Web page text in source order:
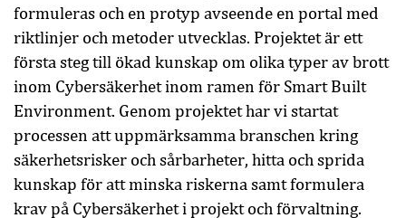
formuleras och en protyp avseende en portal med
riktlinjer och metoder utvecklas. Projektet är ett
första steg till ökad kunskap om olika typer av brott
inom Cybersäkerhet inom ramen för Smart Built
Environment. Genom projektet har vi startat
processen att uppmärksamma branschen kring
säkerhetsrisker och sårbarheter, hitta och sprida
kunskap för att minska riskerna samt formulera
krav på Cybersäkerhet i projekt och förvaltning.